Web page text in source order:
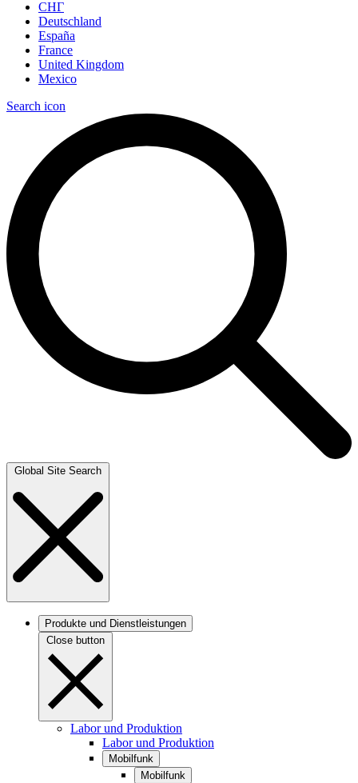
СНГ
Deutschland
España
France
United Kingdom
Mexico
Search icon
Global Site Search
Produkte und Dienstleistungen
Close button
Labor und Produktion
Labor und Produktion
Mobilfunk
Mobilfunk